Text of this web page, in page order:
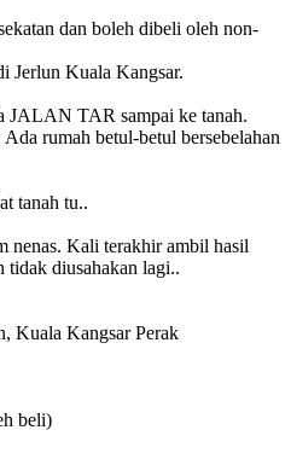
dan boleh dibeli oleh non-
Jerlun Kuala Kangsar.
JALAN TAR sampai ke tanah.
rumah betul-betul bersebelahan
tanah tu..
nenas. Kali terakhir ambil hasil
tidak diusahakan lagi..
Kuala Kangsar Perak
beli)